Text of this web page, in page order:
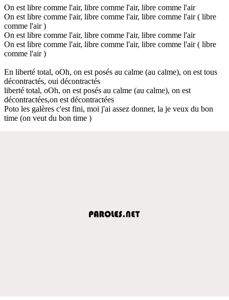
On est libre comme l'air, libre comme l'air, libre comme l'air
On est libre comme l'air, libre comme l'air, libre comme l'air ( libre
comme l'air )
On est libre comme l'air, libre comme l'air, libre comme l'air
On est libre comme l'air, libre comme l'air, libre comme l'air ( libre
comme l'air )
En liberté total, oOh, on est posés au calme (au calme), on est tous
décontractés, oui décontractés
liberté total, oOh, on est posés au calme (au calme), on est
décontractées,on est décontractées
Poto les galères c'est fini, moi j'ai assez donner, la je veux du bon
time (on veut du bon time )